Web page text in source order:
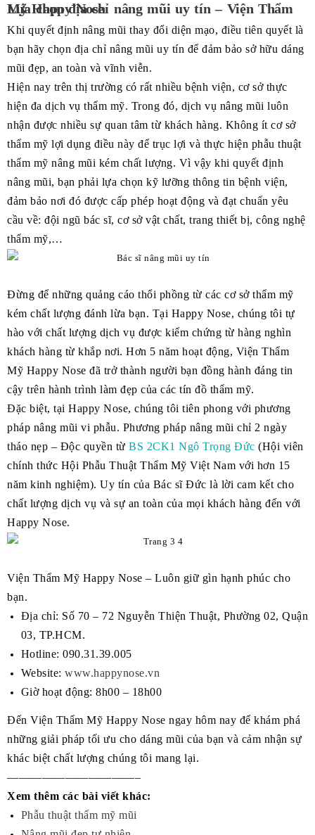
Lựa chọn địa chỉ nâng mũi uy tín – Viện Thẩm Mỹ Happy Nose
Khi quyết định nâng mũi thay đổi diện mạo, điều tiên quyết là
bạn hãy chọn địa chỉ nâng mũi uy tín để đảm bảo sở hữu dáng
mũi đẹp, an toàn và vĩnh viễn.
Hiện nay trên thị trường có rất nhiều bệnh viện, cơ sở thực
hiện đa dịch vụ thẩm mỹ. Trong đó, dịch vụ nâng mũi luôn
nhận được nhiều sự quan tâm từ khách hàng. Không ít cơ sở
thẩm mỹ lợi dụng điều này để trục lợi và thực hiện phẫu thuật
thẩm mỹ nâng mũi kém chất lượng. Vì vậy khi quyết định
nâng mũi, bạn phải lựa chọn kỹ lưỡng thông tin bệnh viện,
đảm bảo nơi đó được cấp phép hoạt động và đạt chuẩn yêu
cầu về: đội ngũ bác sĩ, cơ sở vật chất, trang thiết bị, công nghệ
thẩm mỹ,…
Đừng để những quảng cáo thổi phồng từ các cơ sở thẩm mỹ
kém chất lượng đánh lừa bạn. Tại Happy Nose, chúng tôi tự
hào với chất lượng dịch vụ được kiểm chứng từ hàng nghìn
khách hàng từ khắp nơi. Hơn 5 năm hoạt động, Viện Thẩm
Mỹ Happy Nose đã trở thành người bạn đồng hành đáng tin
cậy trên hành trình làm đẹp của các tín đồ thẩm mỹ.
Đặc biệt, tại Happy Nose, chúng tôi tiên phong với phương
pháp nâng mũi vi phẫu. Phương pháp nâng mũi chỉ 2 ngày
tháo nẹp – Độc quyền từ BS 2CK1 Ngô Trọng Đức (Hội viên
chính thức Hội Phẫu Thuật Thẩm Mỹ Việt Nam với hơn 15
năm kinh nghiệm). Uy tín của Bác sĩ Đức là lời cam kết cho
chất lượng dịch vụ và sự an toàn của mọi khách hàng đến với
Happy Nose.
Viện Thẩm Mỹ Happy Nose – Luôn giữ gìn hạnh phúc cho
bạn.
Địa chỉ: Số 70 – 72 Nguyễn Thiện Thuật, Phường 02, Quận
03, TP.HCM.
Hotline: 090.31.39.005
Website: www.happynose.vn
Giờ hoạt động: 8h00 – 18h00
Đến Viện Thẩm Mỹ Happy Nose ngay hôm nay để khám phá
những giải pháp tối ưu cho dáng mũi của bạn và cảm nhận sự
khác biệt chất lượng chúng tôi mang lại.
———————————–
Xem thêm các bài viết khác:
Phẫu thuật thẩm mỹ mũi